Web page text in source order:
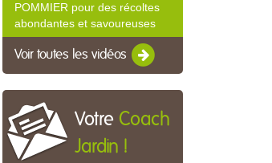
POMMIER pour des récoltes
abondantes et savoureuses
Voir toutes les vidéos
Votre Coach
Jardin !